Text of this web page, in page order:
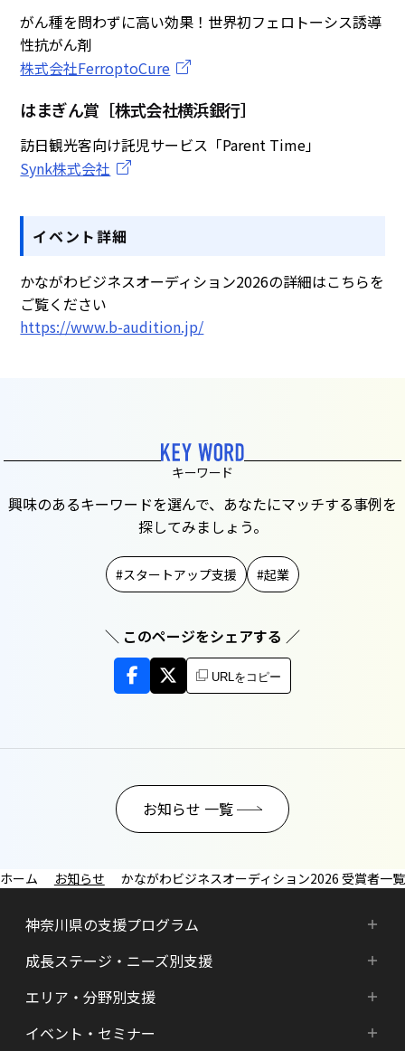
がん種を問わずに高い効果！世界初フェロトーシス誘導
性抗がん剤
株式会社FerroptoCure
はまぎん賞［株式会社横浜銀行］
訪日観光客向け託児サービス「Parent Time」
Synk株式会社
イベント詳細
かながわビジネスオーディション2026の詳細はこちらを
ご覧ください
https://www.b-audition.jp/
キーワード
興味のあるキーワードを選んで、あなたにマッチする事例を
探してみましょう。
スタートアップ支援 起業
＼ このページをシェアする ／
URLをコピー
お知らせ 一覧
お知らせ かながわビジネスオーディション2026 受賞者一覧
神奈川県の支援プログラム
神奈川県の支援プログラム
HATSU-SHINKANAGAWA
HATSU起業家支援プログラム
成長ステージ・ニーズ別支援
成長ステージ・ニーズ別支援
起業準備期支援（アイデア段階）
エリア・分野別支援
エリア・分野別支援
イベント・セミナー